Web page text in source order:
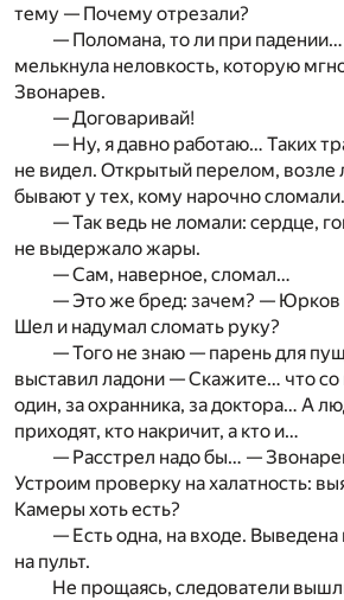
тему — Почему отрезали?
— Поломана, то ли при
мелькнула неловкость, которую
Звонарев.
— Договаривай!
— Ну, я давно работаю… Таких
не видел. Открытый перелом, возле
бывают у тех, кому нарочно сломали.
— Так ведь не ломали: сердце,
не выдержало жары.
— Сам, наверное, сломал…
— Это же бред: зачем? —
Шел и надумал сломать руку?
— Того не знаю — парень для
выставил ладони — Скажите… что со
один, за охранника, за доктора… А
приходят, кто накричит, а кто и…
— Расстрел надо бы… —
Устроим проверку на халатность:
Камеры хоть есть?
— Есть одна, на входе. Выведена
на пульт.
Не прощаясь, следователи